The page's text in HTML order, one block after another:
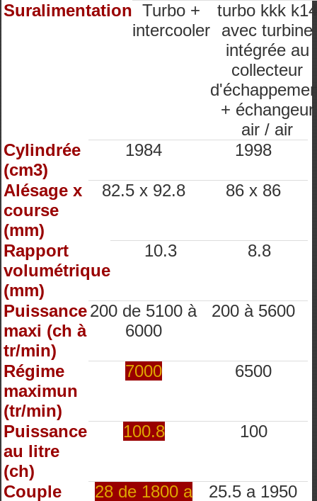
Suralimentation Turbo +
intercooler
turbo kkk k14
avec turbine
intégrée au
collecteur
+ échangeur
air / air
Cylindrée
(cm3)
1984 1998
Alésage x
course
(mm)
82.5 x 92.8 86 x 86
Rapport
volumétrique
(mm)
10.3 8.8
Puissance
maxi (ch à
tr/min)
200 de 5100 à
6000
200 à 5600
Régime
maximun
(tr/min)
7000 6500
Puissance
au litre
(ch)
100.8 100
Couple 28 de 1800 a 25.5 a 1950